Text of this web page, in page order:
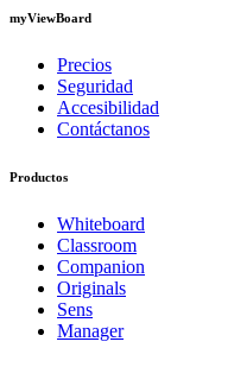
myViewBoard
Precios
Seguridad
Accesibilidad
Contáctanos
Productos
Whiteboard
Classroom
Companion
Originals
Sens
Manager